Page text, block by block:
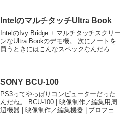
IntelのマルチタッチUltra Book
IntelのIvy Bridge + マルチタッチスクリー
ンなUltra Bookのデモ機。 次にノートを
買うときにはこんなスペックなんだろう
SONY BCU-100
PS3ってやっぱりコンピューターだった
んだね。 BCU-100 | 映像制作／編集用周
辺機器 | 映像制作／編集機器 | プロフェッ